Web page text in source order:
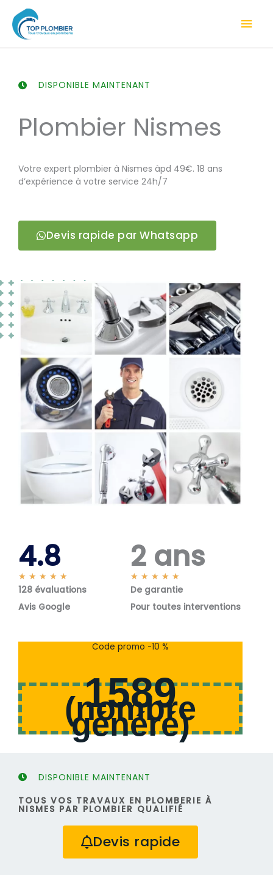
contenu
DISPONIBLE MAINTENANT
Plombier Nismes
Votre expert plombier à Nismes àpd 49€. 18 ans
d’expérience à votre service 24h/7
Devis rapide par Whatsapp
4.8
★ ★ ★ ★ ★
o
s
128 évaluations
Avis Google
2 ans
★ ★ ★ ★ ★
o
s
De garantie
Pour toutes interventions
Code promo -10 %
1589
(nombre
généré)
DISPONIBLE MAINTENANT
TOUS VOS TRAVAUX EN PLOMBERIE À
NISMES PAR PLOMBIER QUALIFIÉ
Devis rapide